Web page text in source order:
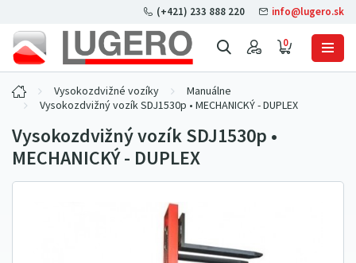
0
(+421) 233 888 220 info@lugero.sk
Vysokozdvižné vozíky
Manuálne
Vysokozdvižný vozík SDJ1530p • MECHANICKÝ - DUPLEX
Vysokozdvižný vozík SDJ1530p •
MECHANICKÝ - DUPLEX